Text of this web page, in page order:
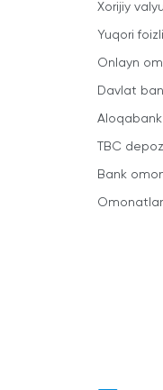
Xorijiy
Yuqori
Onlayn
Davlat
TBC
Bank